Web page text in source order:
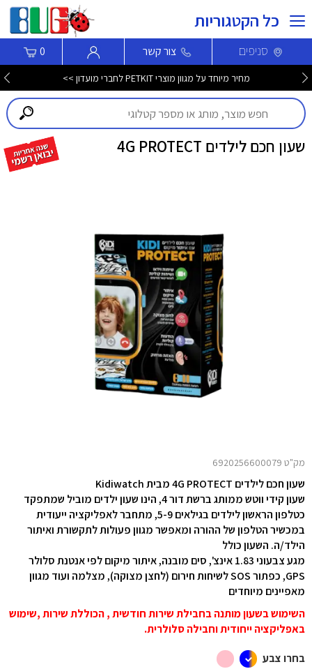
כל הקטגוריות
סניפים צור קשר 0
מחיר מיוחד על מגוון מוצרי PETKIT לחברי מועדון >>
שעון חכם לילדים 4G PROTECT
מק"ט 6920256600079
שעון חכם לילדים 4G PROTECT
מבית Kidiwatch
שעון קידי ווטש ממותג ברשת דור 4, הינו שעון ילדים מוביל שמתפקד
כטלפון הראשון לילדים בגילאים 5-9, מתחבר לאפליקציה ייעודית
במכשיר הטלפון של ההורה ומאפשר מגוון פעולות לתקשורת ואיתור
הילד/ה. השעון כולל
מגע צבעוני 1.83 אינצ', סים מובנה,
איתור מיקום לפי אנטנת סלולר
GPS, כפתור SOS לשיחות חירום (לחצן מצוקה), מצלמה ועוד מגוון
מאפיינים מיוחדים
השימוש בשעון מותנה בחבילת שירות חודשית , הכוללת שירות ,שימוש
באפליקציה ייחודית וחבילה סלולרית.
בחרו צבע